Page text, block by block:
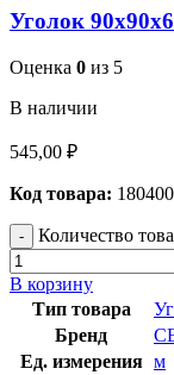
Уголок
Оценка 0 из 5
В наличии
545,00 ₽
Код товара:
Количество
В корзину
Тип товара
Бренд
Ед. измерения м